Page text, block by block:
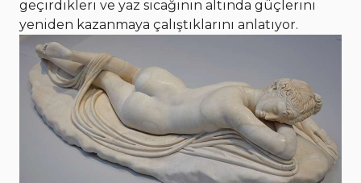
geçirdikleri ve yaz sıcağının altında güçlerini
yeniden kazanmaya çalıştıklarını anlatıyor.